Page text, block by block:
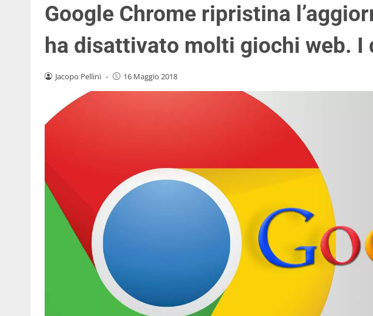
Google Chrome ripristina
ha disattivato molti giochi web. I
Jacopo Pellini - 16 Maggio 2018